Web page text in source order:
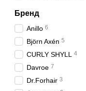
Бренд
Anillo 6
Björn Axén 5
CURLY SHYLL 4
Davroe 7
Dr.Forhair 3